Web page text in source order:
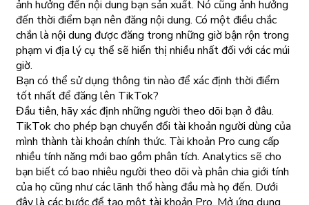
ảnh hưởng đến nội dung bạn sản xuất. Nó cũng ảnh hưởng
đến thời điểm bạn nên đăng nội dung. Có một điều chắc
chắn là nội dung được đăng trong những giờ bận rộn trong
phạm vi địa lý cụ thể sẽ hiển thị nhiều nhất đối với các múi
giờ.
Bạn có thể sử dụng thông tin nào để xác định thời điểm
tốt nhất để đăng lên TikTok?
Đầu tiên, hãy xác định những người theo dõi bạn ở đâu.
TikTok cho phép bạn chuyển đổi tài khoản người dùng của
mình thành tài khoản chính thức. Tài khoản Pro cung cấp
nhiều tính năng mới bao gồm phân tích. Analytics sẽ cho
bạn biết có bao nhiêu người theo dõi và phân chia giới tính
của họ cũng như các lãnh thổ hàng đầu mà họ đến. Dưới